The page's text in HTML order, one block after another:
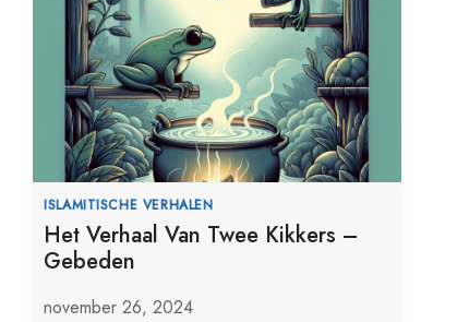
ISLAMITISCHE VERHALEN
Het Verhaal Van Twee Kikkers –
Gebeden
november 26, 2024